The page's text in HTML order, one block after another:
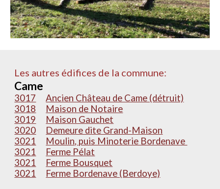
Les autres édifices de la commune:
Came
3017
Ancien Château de Came (détruit)
3018
Maison de Notaire
3019
Maison Gauchet
3020
Demeure dite Grand-Maison
3021
Moulin, puis Minoterie Bordenave
3021
Ferme Pélat
3021
Ferme Bousquet
3021
Ferme Bordenave (Berdoye)